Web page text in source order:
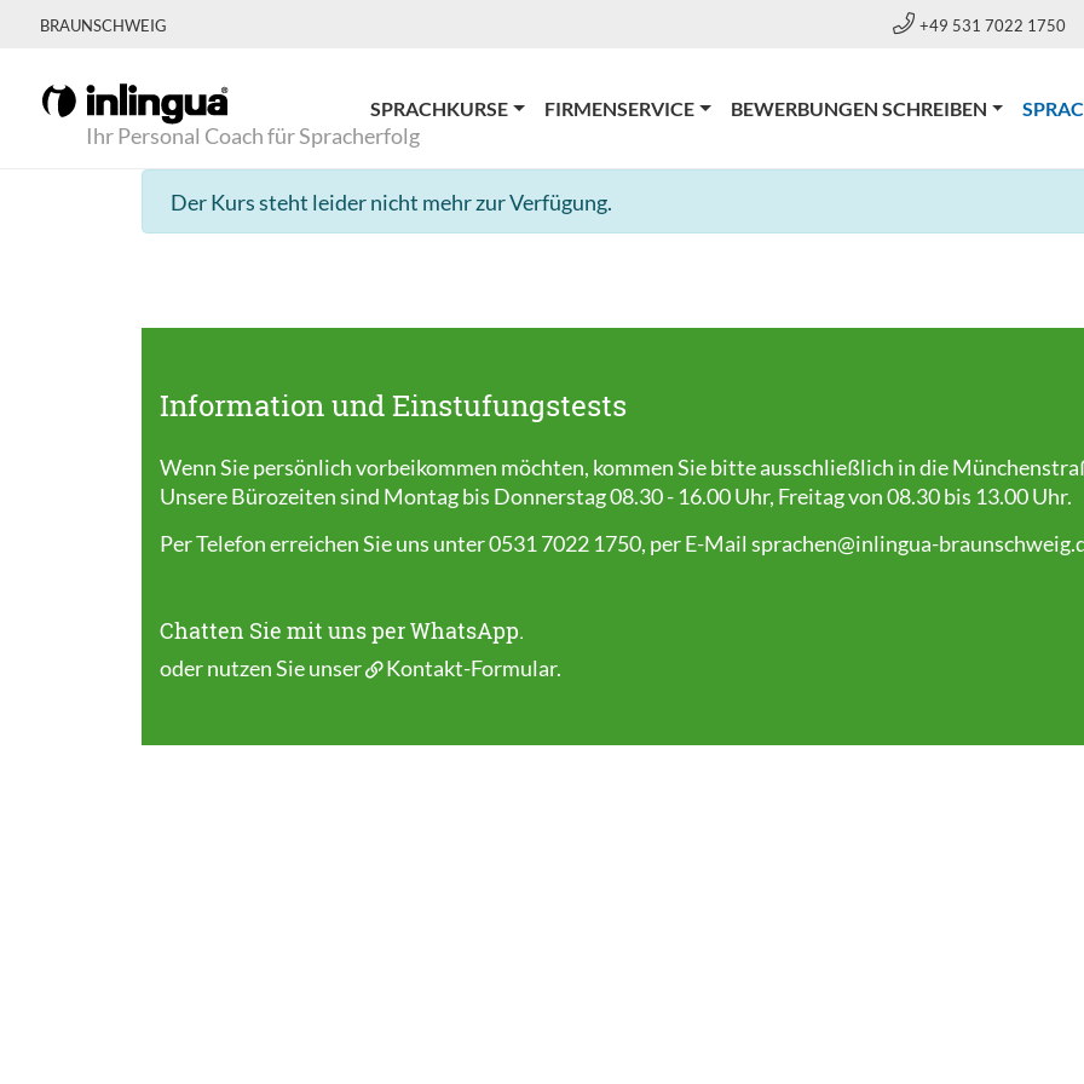
BRAUNSCHWEIG +49 531 7022 1750
Ihr Personal Coach für Spracherfolg
SPRACHKURSE FIRMENSERVICE BEWERBUNGEN SCHREIBEN
Der Kurs steht leider nicht mehr zur Verfügung.
Information und Einstufungstests
Wenn Sie persönlich vorbeikommen möchten, kommen Sie bitte ausschließlich in die
Unsere Bürozeiten sind Montag bis Donnerstag 08.30 - 16.00 Uhr, Freitag von 08.30 bis 13.00 Uhr.
Per Telefon erreichen Sie uns unter 0531 7022 1750, per E-Mail sprachen@inlingua-
Chatten Sie mit uns per WhatsApp.
oder nutzen Sie unser Kontakt-Formular.